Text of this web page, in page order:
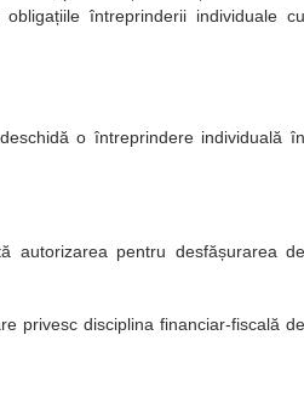
întreprinderii individuale cu
o întreprindere individuală în
autorizarea pentru desfășurarea de
privesc disciplina financiar-fiscală de